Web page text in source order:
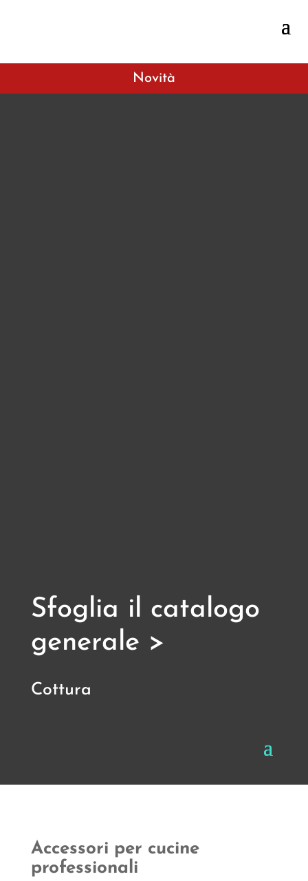
Novità
Sfoglia il catalogo
generale >
Cottura
Accessori per cucine
professionali